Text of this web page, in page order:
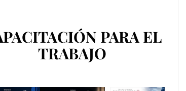
PARA EL
TRABAJO